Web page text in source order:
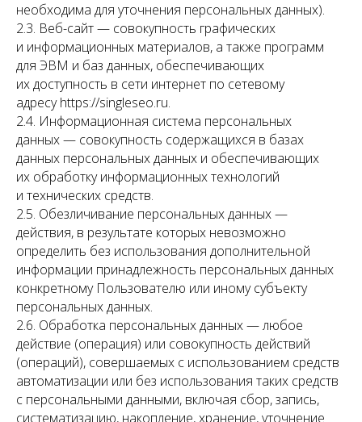
необходима для уточнения персональных данных).
2.3. Веб-сайт — совокупность графических
и информационных материалов, а также программ
для ЭВМ и баз данных, обеспечивающих
их доступность в сети интернет по сетевому
адресу https://singleseo.ru.
2.4. Информационная система персональных
данных — совокупность содержащихся в базах
данных персональных данных и обеспечивающих
их обработку информационных технологий
и технических средств.
2.5. Обезличивание персональных данных —
действия, в результате которых невозможно
определить без использования дополнительной
информации принадлежность персональных данных
конкретному Пользователю или иному субъекту
персональных данных.
2.6. Обработка персональных данных — любое
действие (операция) или совокупность действий
(операций), совершаемых с использованием средств
автоматизации или без использования таких средств
с персональными данными, включая сбор, запись,
систематизацию, накопление, хранение, уточнение